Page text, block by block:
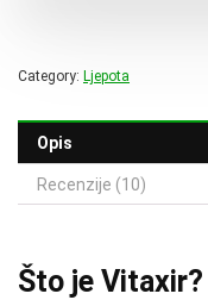
Category: Ljepota
Opis
Recenzije (10)
Što je Vitaxir?